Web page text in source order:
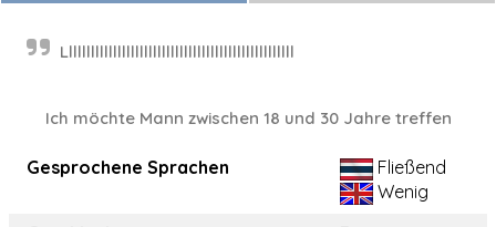
Llllllllllllllllllllllllllllllllllllllllllllllllllll
Ich möchte Mann zwischen 18 und 30 Jahre treffen
Gesprochene Sprachen
Fließend
Wenig